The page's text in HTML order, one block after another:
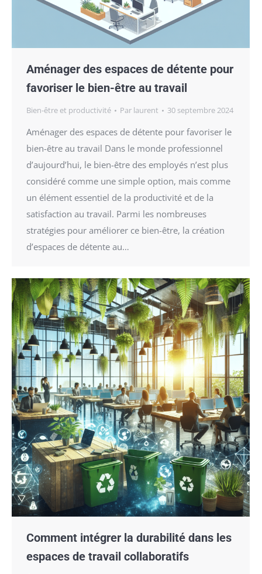
Aménager des espaces de détente pour
favoriser le bien-être au travail
Bien-être et productivité Par laurent 30 septembre 2024
Aménager des espaces de détente pour favoriser le
bien-être au travail Dans le monde professionnel
d’aujourd’hui, le bien-être des employés n’est plus
considéré comme une simple option, mais comme
un élément essentiel de la productivité et de la
satisfaction au travail. Parmi les nombreuses
stratégies pour améliorer ce bien-être, la création
d’espaces de détente au…
Comment intégrer la durabilité dans les
espaces de travail collaboratifs